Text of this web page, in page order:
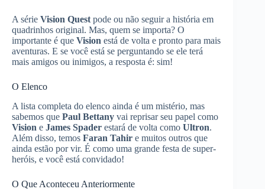
A série Vision Quest pode ou não seguir a história em
quadrinhos original. Mas, quem se importa? O
importante é que Vision está de volta e pronto para mais
aventuras. E se você está se perguntando se ele terá
mais amigos ou inimigos, a resposta é: sim!
O Elenco
A lista completa do elenco ainda é um mistério, mas
sabemos que Paul Bettany vai reprisar seu papel como
Vision e James Spader estará de volta como Ultron.
Além disso, temos Faran Tahir e muitos outros que
ainda estão por vir. É como uma grande festa de super-
heróis, e você está convidado!
O Que Aconteceu Anteriormente